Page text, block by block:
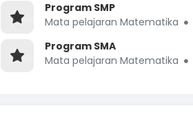
Program SMP
Mata pelajaran Matematika
Program SMA
Mata pelajaran Matematika